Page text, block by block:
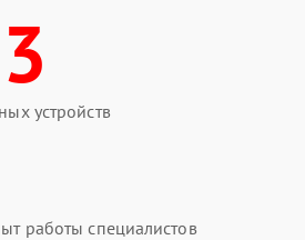
устройств
работы специалистов